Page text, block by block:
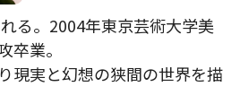
る。2004年東京芸術大学美
卒業。
現実と幻想の狭間の世界を描